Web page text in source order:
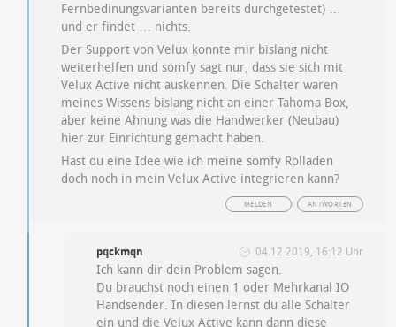
Fernbedinungsvarianten bereits durchgetestet) …
und er findet … nichts.
Der Support von Velux konnte mir bislang nicht
weiterhelfen und somfy sagt nur, dass sie sich mit
Velux Active nicht auskennen. Die Schalter waren
meines Wissens bislang nicht an einer Tahoma Box,
aber keine Ahnung was die Handwerker (Neubau)
hier zur Einrichtung gemacht haben.
Hast du eine Idee wie ich meine somfy Rolladen
doch noch in mein Velux Active integrieren kann?
ANTWORTEN
MELDEN
pqckmqn 04.12.2019, 16:12 Uhr
Ich kann dir dein Problem sagen.
Du brauchst noch einen 1 oder Mehrkanal IO
Handsender. In diesen lernst du alle Schalter
ein und die Velux Active kann dann diese